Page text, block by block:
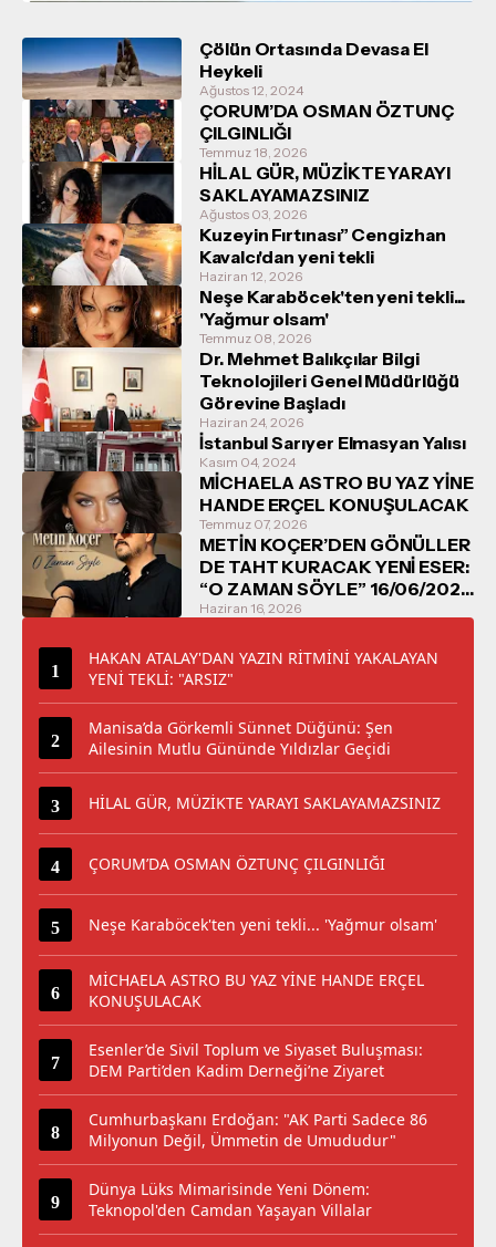
Çölün Ortasında Devasa El
Heykeli
Ağustos 12, 2024
ÇORUM’DA OSMAN ÖZTUNÇ
ÇILGINLIĞI
Temmuz 18, 2026
HİLAL GÜR, MÜZİKTE YARAYI
SAKLAYAMAZSINIZ
Ağustos 03, 2026
Kuzeyin Fırtınası” Cengizhan
Kavalcı'dan yeni tekli
Haziran 12, 2026
Neşe Karaböcek'ten yeni tekli...
'Yağmur olsam'
Temmuz 08, 2026
Dr. Mehmet Balıkçılar Bilgi
Teknolojileri Genel Müdürlüğü
Görevine Başladı
Haziran 24, 2026
İstanbul Sarıyer Elmasyan Yalısı
Kasım 04, 2024
MİCHAELA ASTRO BU YAZ YİNE
HANDE ERÇEL KONUŞULACAK
Temmuz 07, 2026
METİN KOÇER’DEN GÖNÜLLER
DE TAHT KURACAK YENİ ESER:
“O ZAMAN SÖYLE” 16/06/2026
TARİHİNDE DİNLEYİCİYLE
Haziran 16, 2026
HAKAN ATALAY'DAN YAZIN RİTMİNİ YAKALAYAN
YENİ TEKLİ: "ARSIZ"
Manisa’da Görkemli Sünnet Düğünü: Şen
Ailesinin Mutlu Gününde Yıldızlar Geçidi
HİLAL GÜR, MÜZİKTE YARAYI SAKLAYAMAZSINIZ
ÇORUM’DA OSMAN ÖZTUNÇ ÇILGINLIĞI
Neşe Karaböcek'ten yeni tekli... 'Yağmur olsam'
MİCHAELA ASTRO BU YAZ YİNE HANDE ERÇEL
KONUŞULACAK
Esenler’de Sivil Toplum ve Siyaset Buluşması:
DEM Parti’den Kadim Derneği’ne Ziyaret
Cumhurbaşkanı Erdoğan: "AK Parti Sadece 86
Milyonun Değil, Ümmetin de Umududur"
Dünya Lüks Mimarisinde Yeni Dönem:
Teknopol'den Camdan Yaşayan Villalar